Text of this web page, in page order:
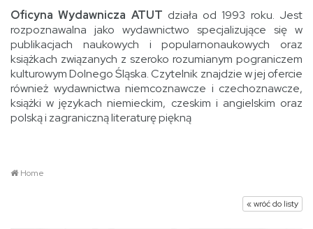
Oficyna Wydawnicza ATUT działa od 1993 roku. Jest
rozpoznawalna jako wydawnictwo specjalizujące się w
publikacjach naukowych i popularnonaukowych oraz
książkach związanych z szeroko rozumianym pograniczem
kulturowym Dolnego Śląska. Czytelnik znajdzie w jej ofercie
również wydawnictwa niemcoznawcze i czechoznawcze,
książki w językach niemieckim, czeskim i angielskim oraz
polską i zagraniczną literaturę piękną
Home
« wróć do listy